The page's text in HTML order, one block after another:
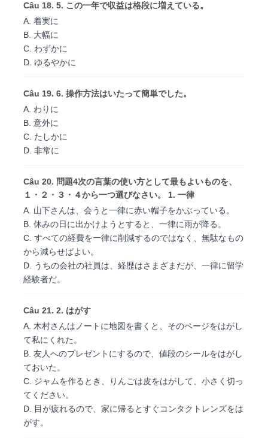
Câu 18. 5. この一年で収益は格段に増えている。
A. 着実に
B. 大幅に
C. わずかに
D. ゆるやかに
Câu 19. 6. 操作方法はいたって簡単でした。
A. わりに
B. 意外に
C. たしかに
D. 非常に
Câu 20. 問題4次の言葉の使い方として最もよいものを、
１・２・３・４から一つ選びなさい。 1. 一律
A. 山下さんは、会うと一律に赤い帽子をかぶっている。
B. 休みの日に出かけようとすると、一律に雨が降る。
C. すべての経費を一律に削減するのではなく、無駄なもの
から減らせばよい。
D. うちの会社の社員は、経歴はさまざまだが、一律に留学
経験者だ。
Câu 21. 2. はがす
A. 木村さんはノートに地図を書くと、そのページをはがし
て私にくれた。
B. 友人へのプレゼントにするので、値段のシールをはがし
ておいた。
C. ジャムを作るとき、りんごは皮をはがして、小さく切っ
てください。
D. 目が疲れるので、家に帰るとすぐコンタクトレンズをは
がす。